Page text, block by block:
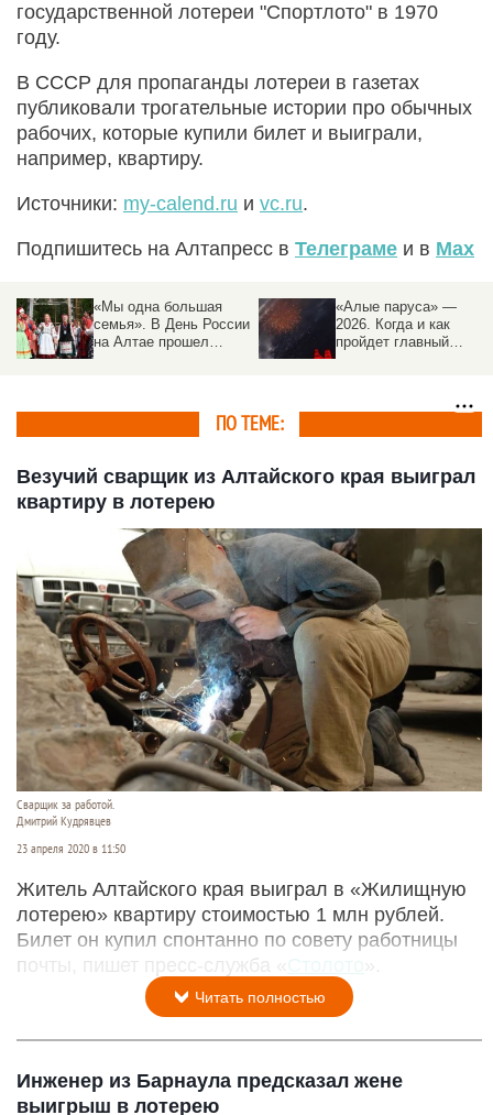
государственной лотереи "Спортлото" в 1970
году.
В СССР для пропаганды лотереи в газетах
публиковали трогательные истории про обычных
рабочих, которые купили билет и выиграли,
например, квартиру.
Источники: my-calend.ru и vc.ru.
Подпишитесь на Алтапресс в Телеграме и в Max
По высшему
соображению. Как
менялась учеба в
Барнаульский гений.
Чем отличился
изобретатель-
ПО ТЕМЕ:
Везучий сварщик из Алтайского края выиграл
квартиру в лотерею
Сварщик за работой.
Дмитрий Кудрявцев
23 апреля 2020 в 11:50
Житель Алтайского края выиграл в «Жилищную
лотерею» квартиру стоимостью 1 млн рублей.
Билет он купил спонтанно по совету работницы
почты, пишет пресс-служба «
Столото
Читать полностью
Инженер из Барнаула предсказал жене
выигрыш в лотерею